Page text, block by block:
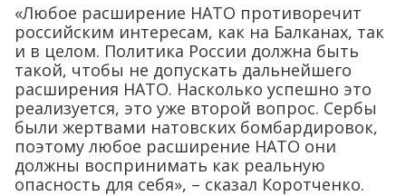
«Любое расширение НАТО противоречит
российским интересам, как на Балканах, так
и в целом. Политика России должна быть
такой, чтобы не допускать дальнейшего
расширения НАТО. Насколько успешно это
реализуется, это уже второй вопрос. Сербы
были жертвами натовских бомбардировок,
поэтому любое расширение НАТО они
должны воспринимать как реальную
опасность для себя», – сказал Коротченко.